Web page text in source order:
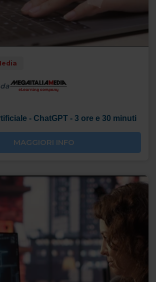
- ChatGPT - 3 ore e 30 minuti
MAGGIORI INFO